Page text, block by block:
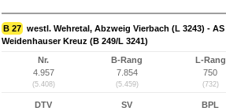
B 27 westl. Wehretal, Abzweig Vierbach (L 3243) -
Weidenhauser Kreuz (B 249/L 3241)
Nr.
4.957
(5.408)
B-Rang
7.854
(5.459)
L-Rang
750
(732)
DTV
SV
BPL